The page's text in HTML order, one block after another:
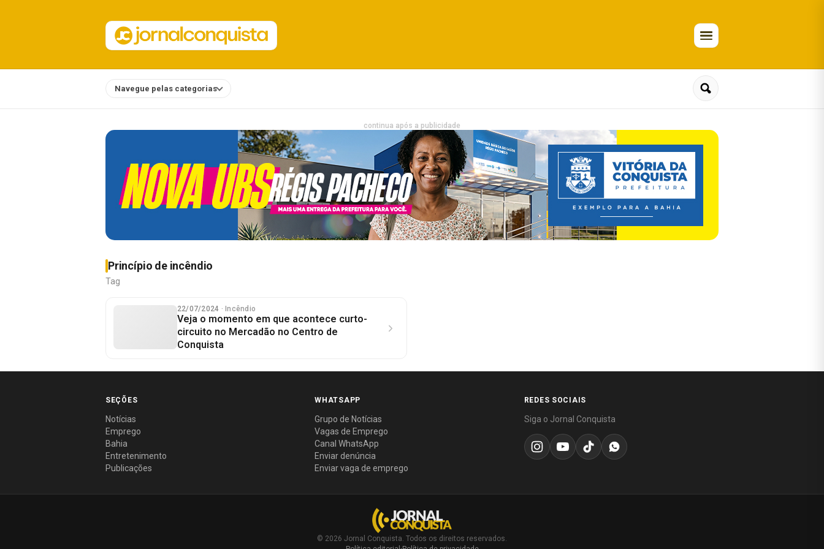
Navegue pelas categorias
continua após a publicidade
Princípio de incêndio
Tag
22/07/2024 · Incêndio
Veja o momento em que acontece curto-
circuito no Mercadão no Centro de
Conquista
SEÇÕES
Notícias
Emprego
Bahia
Entretenimento
Publicações
WHATSAPP
Grupo de Notícias
Vagas de Emprego
Canal WhatsApp
Enviar denúncia
Enviar vaga de emprego
REDES SOCIAIS
Siga o Jornal Conquista
© 2026 Jornal Conquista. Todos os direitos reservados.